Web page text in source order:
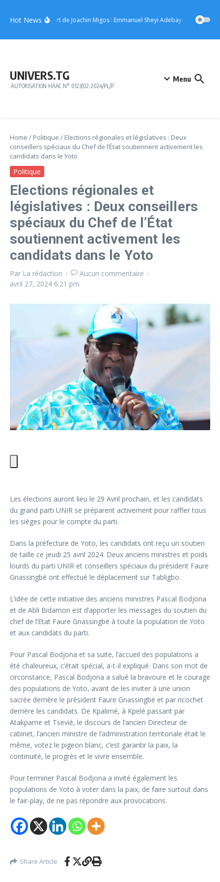
Hot NewsConcert de Joachin Migos : Emmanuel Sheyi Adebayor offre 10
UNIVERS.TG
AUTORISATION HAAC N° 0123/02-2024/PL/P
Menu
Home / Politique / Elections régionales et législatives : Deux
conseillers spéciaux du Chef de l’État soutiennent activement les
candidats dans le Yoto
Politique
Elections régionales et
législatives : Deux conseillers
spéciaux du Chef de l’État
soutiennent activement les
candidats dans le Yoto
Par La rédaction
Aucun commentaire
avril 27, 2024 6:21 pm
Les élections auront lieu le 29 Avril prochain, et les candidats
du grand parti UNIR se préparent activement pour raffler tous
les sièges pour le compte du parti.
Dans la préfecture de Yoto, les candidats ont reçu un soutien
de taille ce jeudi 25 avril 2024. Deux anciens ministres et poids
lourds du parti UNIR et conseillers spéciaux du président Faure
Gnassingbé ont effectué le déplacement sur Tabligbo.
L’idée de cette initiative des anciens ministres Pascal Bodjona
et de Abli Bidamon est d’apporter les messages du soutien du
chef de l’Etat Faure Gnassingbé à toute la population de Yoto
et aux candidats du parti.
Pour Pascal Bodjona et sa suite, l’accueil des populations a
été chaleureux, c’était spécial, a-t-il expliqué. Dans son mot de
circonstance, Pascal Bodjona a salué la bravoure et le courage
des populations de Yoto, avant de les inviter à une union
sacrée derrière le président Faure Gnassingbé et par ricochet
derrière les candidats. De Kpalimé, à Kpelé passant par
Atakpame et Tsevié, le discours de l’ancien Directeur de
cabinet, l’ancien ministre de l’administration territoriale était le
même, votez le pigeon blanc, c’est garantir la paix, la
continuité, le progrès et le vivre ensemble.
Pour terminer Pascal Bodjona a invité également les
populations de Yoto à voter dans la paix, de faire surtout dans
le fair-play, de ne pas répondre aux provocations.
Share Article